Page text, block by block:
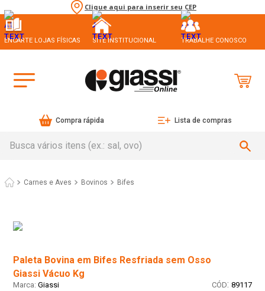
Clique aqui para inserir seu CEP
ENCARTE LOJAS FÍSICAS SITE INSTITUCIONAL TRABALHE CONOSCO
Compra rápida Lista de compras
Carnes e Aves Bovinos Bifes
Paleta Bovina em Bifes Resfriada sem Osso
Giassi Vácuo Kg
Giassi : 89117